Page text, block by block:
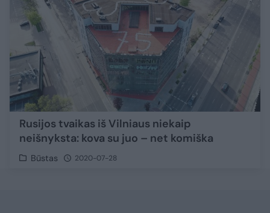
Rusijos tvaikas iš Vilniaus niekaip
neišnyksta: kova su juo – net komiška
Būstas 2020-07-28